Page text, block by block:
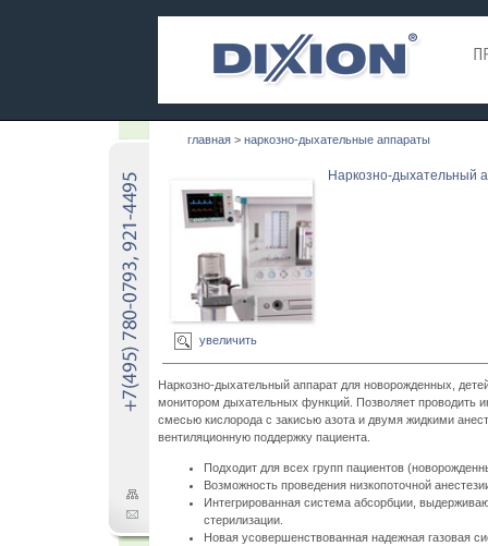
главная > наркозно-дыхательные аппараты
увеличить
Наркозно-дыхательный
Наркозно-дыхательный аппарат для новорожденных,
монитором дыхательных функций. Позволяет проводить
смесью кислорода с закисью азота и двумя жидкими
вентиляционную поддержку пациента.
Подходит для всех групп пациентов
Возможность проведения низкопоточной
Интегрированная система абсорбции,
стерилизации.
Новая усовершенствованная надежная газовая